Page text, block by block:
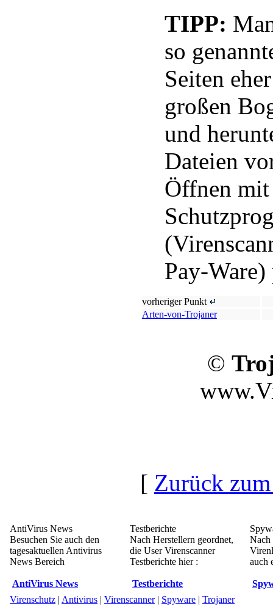
TIPP:
so
Seiten
großen
und
Dateien
Öffnen
Pay-
vorheriger Punkt
Arten-von-Trojaner
©
[ Zurück
AntiVirus News
Besuchen Sie auch den
tagesaktuellen Antivirus
News Bereich
AntiVirus News
Testberichte
Nach Herstellern geordnet,
die User Virenscanner
Testberichte hier :
Testberichte
Nach
auch
Virenschutz | Antivirus | Virenscanner| Spyware | Trojaner